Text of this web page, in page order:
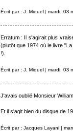
Écrit par : J. Miquel | mardi, 03
Erratum : Il s'agirait plus
(plutôt que 1974 où le livre
!).
Écrit par : J. Miquel | mardi, 03
J'avais oublié Monsieur
Et il s'agit bien du disque de
Écrit par : Jacques Layani |